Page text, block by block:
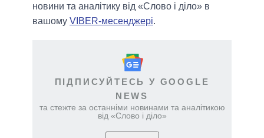
новини та аналітику від «Слово і діло» в
вашому VIBER-месенджері.
ПІДПИСУЙТЕСЬ У GOOGLE
NEWS
та стежте за останніми новинами та аналітикою
від «Слово і діло»